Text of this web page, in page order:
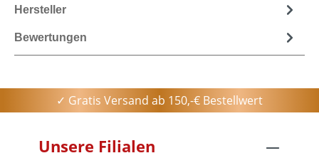
Hersteller
Bewertungen
✓ Gratis Versand ab 150,-€ Bestellwert
Unsere Filialen